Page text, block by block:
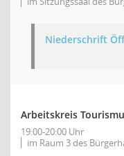
Niederschrift
Arbeitskreis
19:00-20:00 Uhr
im Raum 3 des